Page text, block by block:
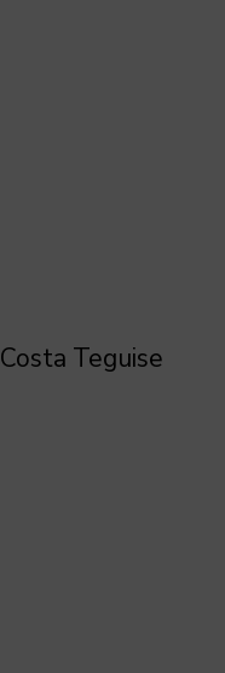
Costa Teguise